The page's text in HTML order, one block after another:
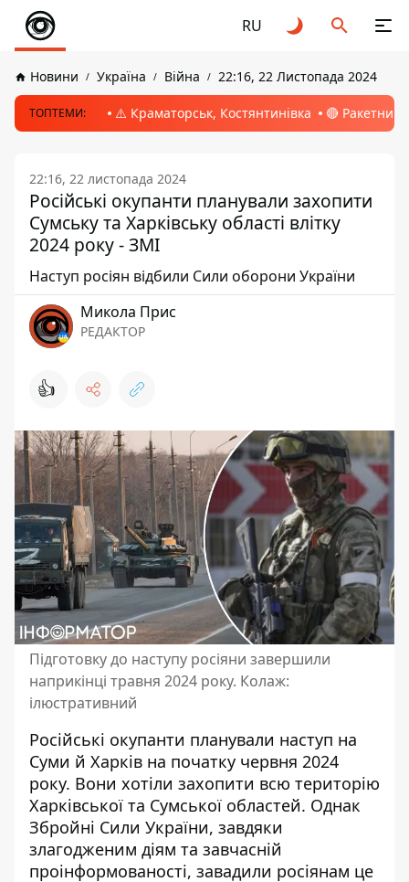
RU
Новини Україна Війна 22:16, 22 Листопада 2024
ТОПТЕМИ: ⚠️ Краматорськ, Костянтинівка 🔴 Ракетний
22:16, 22 листопада 2024
Російські окупанти планували захопити
Сумську та Харківську області влітку
2024 року - ЗМІ
Наступ росіян відбили Сили оборони України
Микола Прис
РЕДАКТОР
👍
Підготовку до наступу росіяни завершили
наприкінці травня 2024 року. Колаж:
ілюстративний
Російські окупанти планували наступ на
Суми й Харків на початку червня 2024
року. Вони хотіли захопити всю територію
Харківської та Сумської областей. Однак
Збройні Сили України, завдяки
злагодженим діям та завчасній
проінформованості, завадили росіянам це